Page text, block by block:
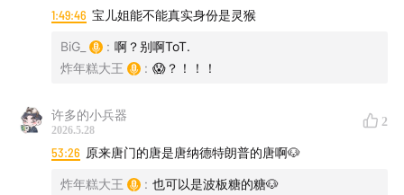
谭盾,马友友 - 思慕青冥剑
就是张恒 - 《楚国八百年》主题音乐
一人之下S6 ED1 《探山》
珍珍Cici - 在加纳共和国离婚
1:49:46 宝儿姐能不能真实身份是灵猴
BiG_ : 啊？别啊ToT.
炸年糕大王
: 😱？！！！
许多的小兵器
2026.5.28
2
53:26 原来唐门的唐是唐纳德特朗普的唐啊🐶
炸年糕大王 : 也可以是波板糖的糖🐶